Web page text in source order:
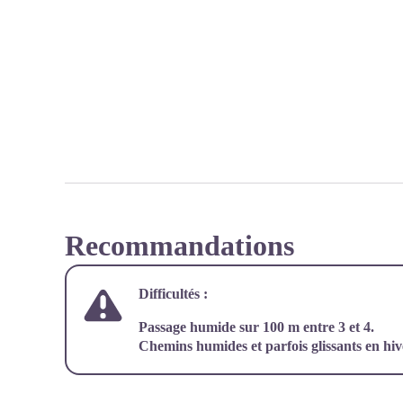
Recommandations
Difficultés :
Passage humide sur 100 m entre 3 et 4.
Chemins humides et parfois glissants en